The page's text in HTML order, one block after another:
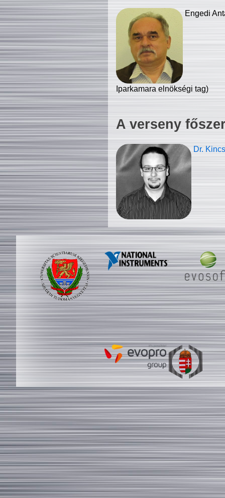
Engedi
Iparkamara elnökségi tag)
A verseny
Dr.